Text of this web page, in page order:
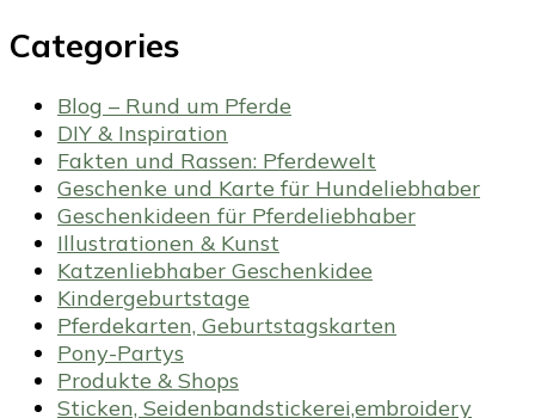
Categories
Blog – Rund um Pferde
DIY & Inspiration
Fakten und Rassen: Pferdewelt
Geschenke und Karte für Hundeliebhaber
Geschenkideen für Pferdeliebhaber
Illustrationen & Kunst
Katzenliebhaber Geschenkidee
Kindergeburtstage
Pferdekarten, Geburtstagskarten
Pony-Partys
Produkte & Shops
Sticken, Seidenbandstickerei,embroidery